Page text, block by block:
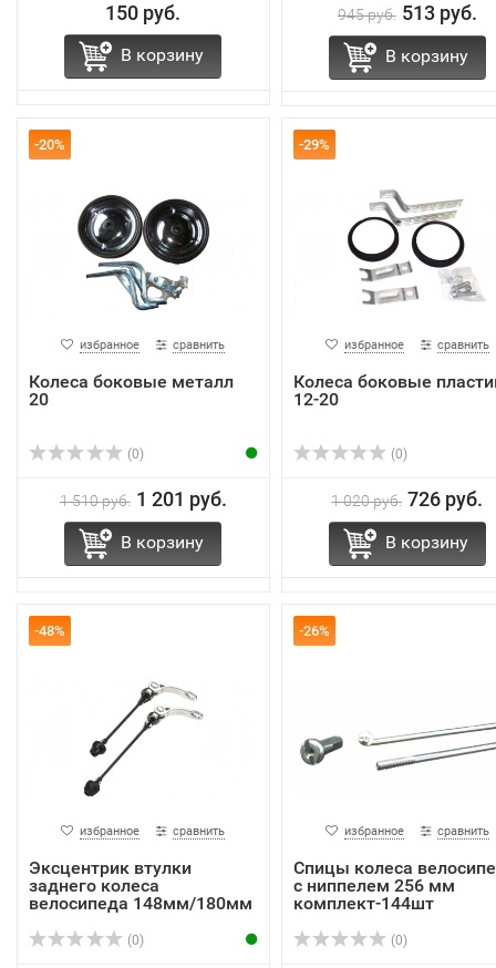
150 руб.
В корзину
945 руб. 513 руб.
В корзину
-20%
избранное сравнить
Колеса боковые металл
20
(0)
1 510 руб. 1 201 руб.
В корзину
-29%
избранное сравнить
Колеса боковые
12-20
(0)
1 020 руб. 726 руб.
В корзину
-48%
избранное сравнить
Эксцентрик втулки
заднего колеса
велосипеда 148мм/180мм
(0)
-26%
избранное сравнить
Спицы колеса
с ниппелем 256 мм
комплект-144шт
(0)